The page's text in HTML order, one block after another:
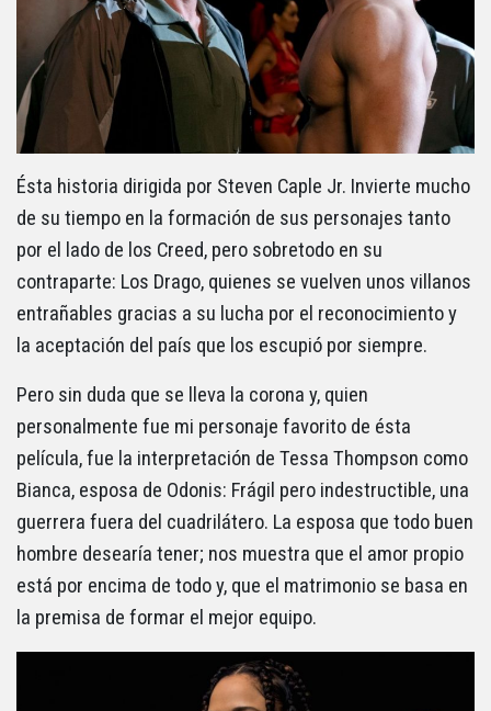
Ésta historia dirigida por Steven Caple Jr. Invierte mucho
de su tiempo en la formación de sus personajes tanto
por el lado de los Creed, pero sobretodo en su
contraparte: Los Drago, quienes se vuelven unos villanos
entrañables gracias a su lucha por el reconocimiento y
la aceptación del país que los escupió por siempre.
Pero sin duda que se lleva la corona y, quien
personalmente fue mi personaje favorito de ésta
película, fue la interpretación de Tessa Thompson como
Bianca, esposa de Odonis: Frágil pero indestructible, una
guerrera fuera del cuadrilátero. La esposa que todo buen
hombre desearía tener; nos muestra que el amor propio
está por encima de todo y, que el matrimonio se basa en
la premisa de formar el mejor equipo.